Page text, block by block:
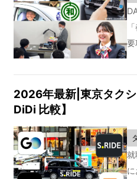
要
2026年最新|東京タク
DiDi 比較】
就